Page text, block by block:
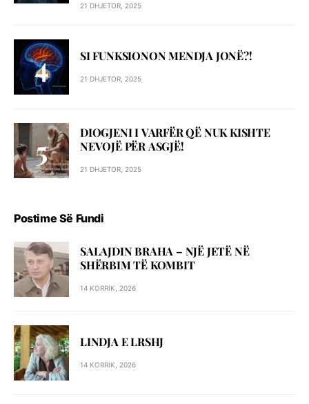
21 DHJETOR, 2025
SI FUNKSIONON MENDJA JONË?!
21 DHJETOR, 2025
DIOGJENI I VARFËR QË NUK KISHTE
NEVOJË PËR ASGJË!
21 DHJETOR, 2025
Postime Së Fundi
SALAJDIN BRAHA – NJЁ JETЁ NЁ
SHЁRBIM TЁ KOMBIT
14 KORRIK, 2026
LINDJA E LRSHJ
14 KORRIK, 2026